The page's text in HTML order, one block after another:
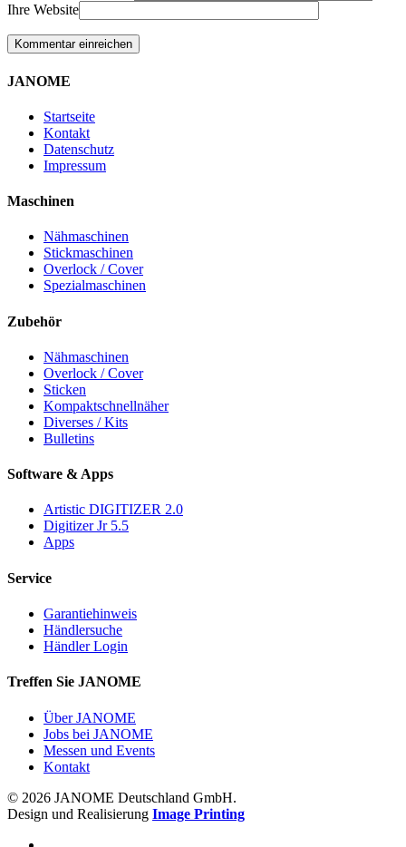
Ihre Website
JANOME
Startseite
Kontakt
Datenschutz
Impressum
Maschinen
Nähmaschinen
Stickmaschinen
Overlock / Cover
Spezialmaschinen
Zubehör
Nähmaschinen
Overlock / Cover
Sticken
Kompaktschnellnäher
Diverses / Kits
Bulletins
Software & Apps
Artistic DIGITIZER 2.0
Digitizer Jr 5.5
Apps
Service
Garantiehinweis
Händlersuche
Händler Login
Treffen Sie JANOME
Über JANOME
Jobs bei JANOME
Messen und Events
Kontakt
© 2026 JANOME Deutschland GmbH.
Design und Realisierung Image Printing